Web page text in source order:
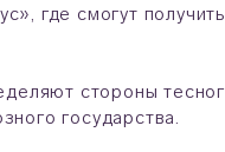
где смогут
стороны
государства.